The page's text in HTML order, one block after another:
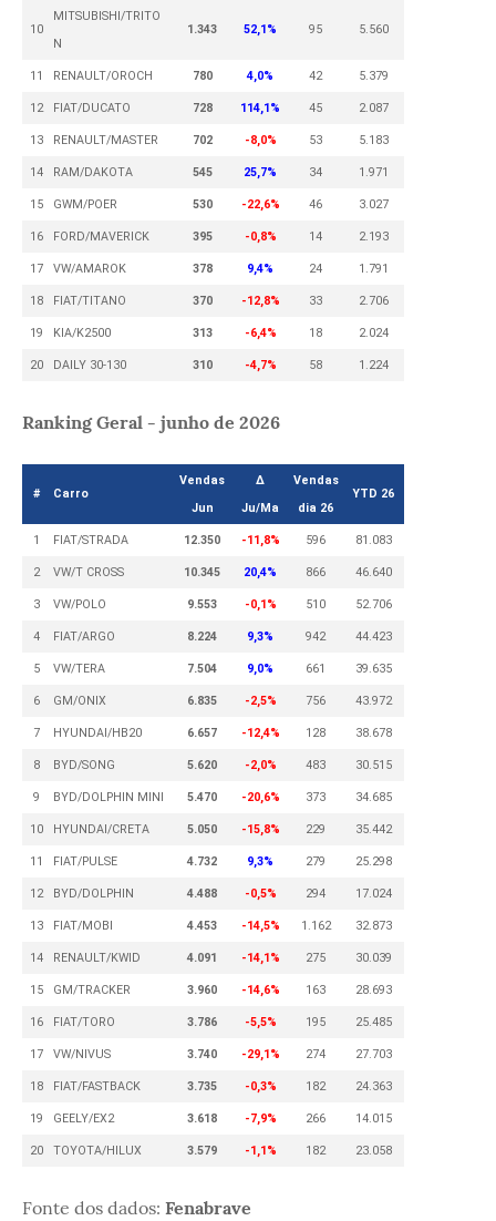
10
MITSUBISHI/TRITO
N
1.343 52,1% 95 5.560
11 RENAULT/OROCH 780 4,0% 42 5.379
12 FIAT/DUCATO 728 114,1% 45 2.087
13 RENAULT/MASTER 702 -8,0% 53 5.183
14 RAM/DAKOTA 545 25,7% 34 1.971
15 GWM/POER 530 -22,6% 46 3.027
16 FORD/MAVERICK 395 -0,8% 14 2.193
17 VW/AMAROK 378 9,4% 24 1.791
18 FIAT/TITANO 370 -12,8% 33 2.706
19 KIA/K2500 313 -6,4% 18 2.024
20 DAILY 30-130 310 -4,7% 58 1.224
Ranking Geral - junho de 2026
# Carro
Vendas
Jun
Δ
Ju/Ma
Vendas
dia 26
YTD 26
1 FIAT/STRADA 12.350 -11,8% 596 81.083
2 VW/T CROSS 10.345 20,4% 866 46.640
3 VW/POLO 9.553 -0,1% 510 52.706
4 FIAT/ARGO 8.224 9,3% 942 44.423
5 VW/TERA 7.504 9,0% 661 39.635
6 GM/ONIX 6.835 -2,5% 756 43.972
7 HYUNDAI/HB20 6.657 -12,4% 128 38.678
8 BYD/SONG 5.620 -2,0% 483 30.515
9 BYD/DOLPHIN MINI 5.470 -20,6% 373 34.685
10 HYUNDAI/CRETA 5.050 -15,8% 229 35.442
11 FIAT/PULSE 4.732 9,3% 279 25.298
12 BYD/DOLPHIN 4.488 -0,5% 294 17.024
13 FIAT/MOBI 4.453 -14,5% 1.162 32.873
14 RENAULT/KWID 4.091 -14,1% 275 30.039
15 GM/TRACKER 3.960 -14,6% 163 28.693
16 FIAT/TORO 3.786 -5,5% 195 25.485
17 VW/NIVUS 3.740 -29,1% 274 27.703
18 FIAT/FASTBACK 3.735 -0,3% 182 24.363
19 GEELY/EX2 3.618 -7,9% 266 14.015
20 TOYOTA/HILUX 3.579 -1,1% 182 23.058
Fonte dos dados: Fenabrave